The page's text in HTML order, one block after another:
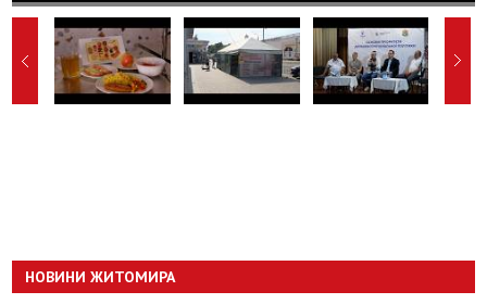
НОВИНИ ЖИТОМИРА